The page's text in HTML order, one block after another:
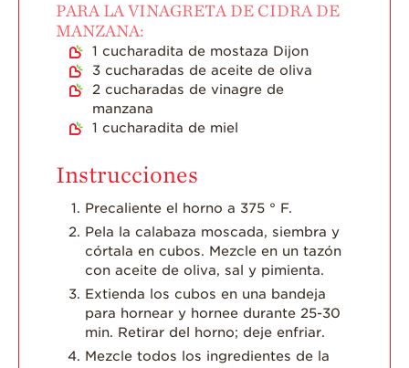
PARA LA VINAGRETA DE CIDRA DE
MANZANA:
1 cucharadita de mostaza Dijon
3 cucharadas de aceite de oliva
2 cucharadas de vinagre de
manzana
1 cucharadita de miel
Instrucciones
Precaliente el horno a 375 ° F.
Pela la calabaza moscada, siembra y
córtala en cubos. Mezcle en un tazón
con aceite de oliva, sal y pimienta.
Extienda los cubos en una bandeja
para hornear y hornee durante 25-30
min. Retirar del horno; deje enfriar.
Mezcle todos los ingredientes de la